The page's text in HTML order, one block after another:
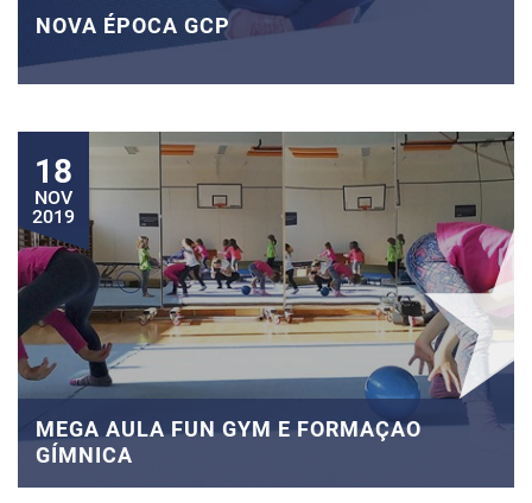
NOVA ÉPOCA GCP
18
NOV
2019
MEGA AULA FUN GYM E FORMAÇAO
GÍMNICA